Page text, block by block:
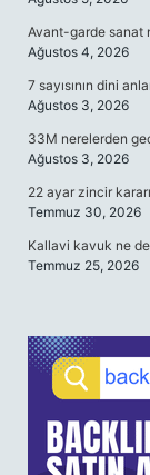
Avant-garde sanat
Ağustos 4, 2026
7 sayısının dini
Ağustos 3, 2026
33M nerelerden
Ağustos 3, 2026
22 ayar zincir
Temmuz 30, 2026
Kallavi kavuk ne
Temmuz 25, 2026